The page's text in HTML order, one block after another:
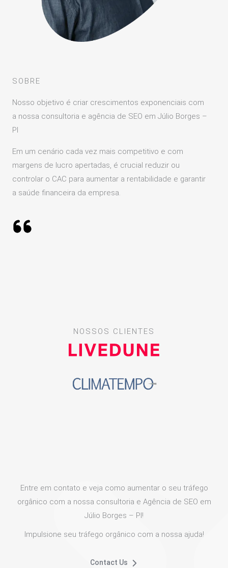
SOBRE
Nosso objetivo é criar crescimentos exponenciais com
a nossa consultoria e agência de SEO em Júlio Borges –
PI
Em um cenário cada vez mais competitivo e com
margens de lucro apertadas, é crucial reduzir ou
controlar o CAC para aumentar a rentabilidade e garantir
a saúde financeira da empresa.
NOSSOS CLIENTES
Entre em contato e veja como aumentar o seu tráfego
orgânico com a nossa consultoria e Agência de SEO em
Júlio Borges – PI!
Impulsione seu tráfego orgânico com a nossa ajuda!
Contact Us